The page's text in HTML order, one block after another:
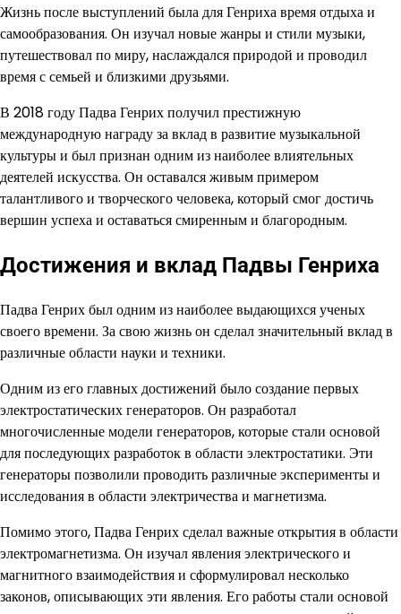
Жизнь после выступлений была для Генриха время отдыха и
самообразования. Он изучал новые жанры и стили музыки,
путешествовал по миру, наслаждался природой и проводил
время с семьей и близкими друзьями.
В 2018 году Падва Генрих получил престижную
международную награду за вклад в развитие музыкальной
культуры и был признан одним из наиболее влиятельных
деятелей искусства. Он оставался живым примером
талантливого и творческого человека, который смог достичь
вершин успеха и оставаться смиренным и благородным.
Достижения и вклад Падвы Генриха
Падва Генрих был одним из наиболее выдающихся ученых
своего времени. За свою жизнь он сделал значительный вклад в
различные области науки и техники.
Одним из его главных достижений было создание первых
электростатических генераторов. Он разработал
многочисленные модели генераторов, которые стали основой
для последующих разработок в области электростатики. Эти
генераторы позволили проводить различные эксперименты и
исследования в области электричества и магнетизма.
Помимо этого, Падва Генрих сделал важные открытия в области
электромагнетизма. Он изучал явления электрического и
магнитного взаимодействия и сформулировал несколько
законов, описывающих эти явления. Его работы стали основой